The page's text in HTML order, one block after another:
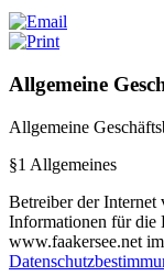
Allgemeine
Allgemeine
§1 Allgemeines
Betreiber der
Informationen für die
www.faakersee.net